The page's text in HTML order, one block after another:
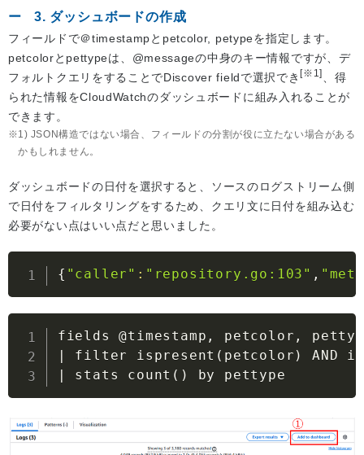
3. ダッシュボードの作成
フィールドで＠timestampとpetcolor, petypeを指定します。
petcolorとpettypeは、@messageの中身のキー情報ですが、デ
フォルトクエリをすることでDiscover fieldで選択でき[※1]
、得
られた情報をCloudWatchのダッシュボードに組み入れることが
できます。
1) JSON構造ではない場合、フィールドの分割が役に立たない場合がある
かもしれません。
ダッシュボードの日付を選択すると、ソースのログストリーム側
で日付をフィルタリングをするため、クエリ文に日付を組み込む
必要がない点はいい点だと思いました。
{ "caller" : "repository.go:103" ,
| filter ispresent ( petcolor )
AND
|
stats count ( ) by pettype